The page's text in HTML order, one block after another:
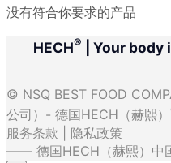
没有符合你要求的产品
HECH® | Your
© NSQ BEST FOOD
公司）- 德国HECH（赫熙）
服务条款
隐私政策
—— 德国HECH（赫熙）